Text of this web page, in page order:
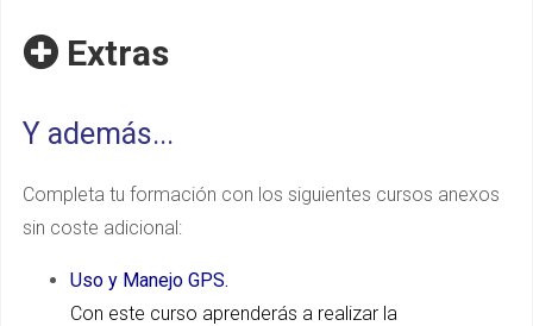
Extras
Y además...
Completa tu formación con los siguientes cursos anexos
sin coste adicional:
Uso y Manejo GPS.
Con este curso aprenderás a realizar la